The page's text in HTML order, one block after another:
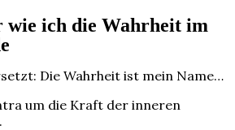
wie ich die Wahrheit im
Die Wahrheit ist mein Name…
um die Kraft der inneren